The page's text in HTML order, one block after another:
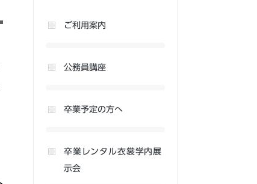
ご利用案内
公務員講座
卒業予定の方へ
卒業レンタル衣裳学内展
示会